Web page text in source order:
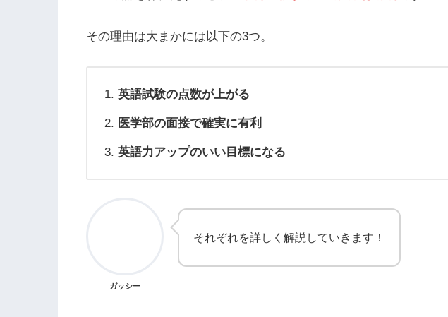
その理由は大まかには以下の3つ。
英語試験の点数が上がる
医学部の面接で確実に有利
英語力アップのいい目標になる
ガッシー
それぞれを詳しく解説していきます！